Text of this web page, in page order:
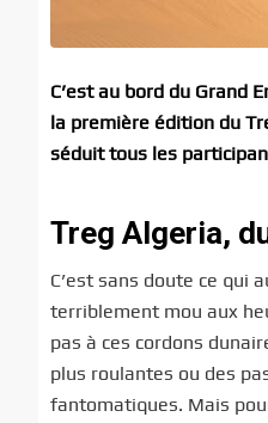
C’est au bord du Grand
la première édition du
séduit tous les
Treg Algeria,
C’est sans doute ce qui
terriblement mou aux
pas à ces cordons
plus roulantes ou des
fantomatiques. Mais